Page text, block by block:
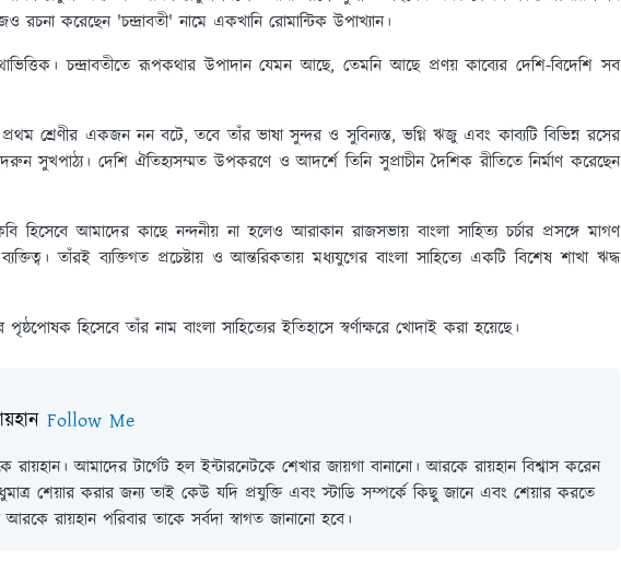
রচনা করেছেন 'চন্দ্রাবতী' নামে একখানি রোমান্টিক উপাখ্যান।
চন্দ্রাবতীতে রূপকথার উপাদান যেমন আছে, তেমনি আছে প্রণয় কাব্যের দেশি-বিদেশি সব
প্রথম শ্রেণীর একজন নন বটে, তবে তাঁর ভাষা সুন্দর ও সুবিন্যস্ত, ভগ্নি ঋজু এবং কাব্যটি বিভিন্ন রসের
সুখপাঠ্য। দেশি ঐতিহ্যসম্মত উপকরণে ও আদর্শে তিনি সুপ্রাচীন দৈশিক রীতিতে নির্মাণ করেছেন
হিসেবে আমাদের কাছে নন্দনীয় না হলেও আরাকান রাজসভায় বাংলা সাহিত্য চর্চার প্রসঙ্গে মাগণ
তাঁরই ব্যক্তিগত প্রচেষ্টায় ও আন্তরিকতায় মধ্যযুগের বাংলা সাহিত্যে একটি বিশেষ শাখা ঋদ্ধ
হিসেবে তাঁর নাম বাংলা সাহিত্যের ইতিহাসে স্বর্ণাক্ষরে খোদাই করা হয়েছে।
Follow Me
আমাদের টার্গেট হল ইন্টারনেটকে শেখার জায়গা বানানো। আরকে রায়হান বিশ্বাস করেন
শেয়ার করার জন্য তাই কেউ যদি প্রযুক্তি এবং স্টাডি সম্পর্কে কিছু জানে এবং শেয়ার করতে
আরকে রায়হান পরিবার তাকে সর্বদা স্বাগত জানানো হবে।